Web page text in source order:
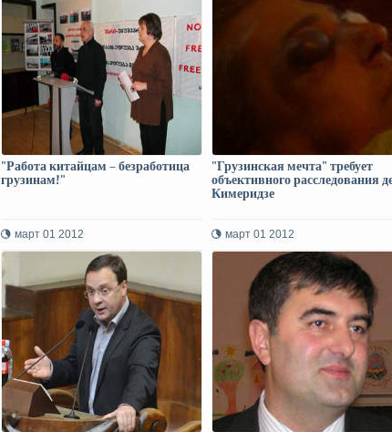
"Работа китайцам – безработица
грузинам!"
март 01 2012
"Грузинская мечта" требует
объективного расследования
Кимеридзе
март 01 2012